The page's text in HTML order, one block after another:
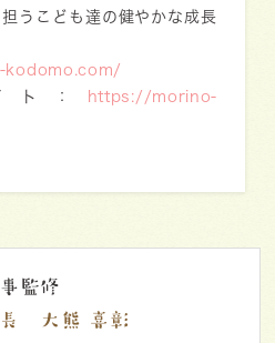
うこども達の健やかな成長
ト：
https://morino-
監修
大熊 喜彰